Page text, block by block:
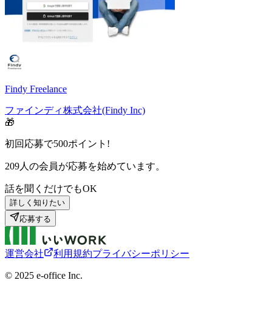
Findy Freelance
ファインディ株式会社(Findy Inc)
🎁
初回応募で500ポイント!
209人の会員が応募を始めています。
話を聞くだけでもOK
詳しく知りたい
応募する
運営会社 利用規約プライバシーポリシー
©︎ 2025 e-office Inc.